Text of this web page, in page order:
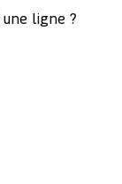
ligne ?